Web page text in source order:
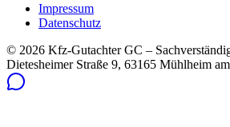
Impressum
Datenschutz
© 2026 Kfz-Gutachter GC –
Dietesheimer Straße 9, 63165 Mühlheim